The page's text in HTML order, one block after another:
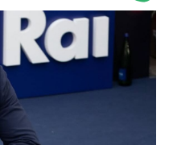
INTERVISTE
RUBRICHE